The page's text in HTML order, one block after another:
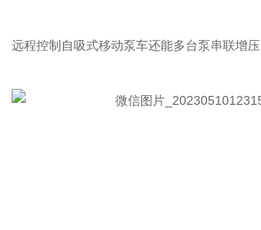
远程控制自吸式移动泵车还能多台泵串联增压